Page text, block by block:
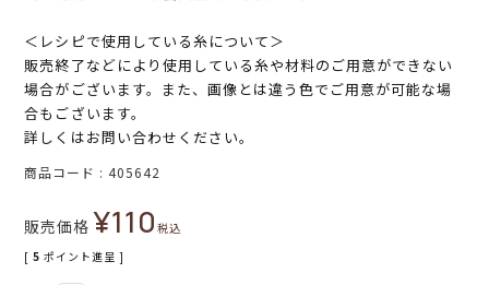
＜レシピで使用している糸について＞
販売終了などにより使用している糸や材料のご用意ができない
場合がございます。また、画像とは違う色でご用意が可能な場
合もございます。
詳しくはお問い合わせください。
商品コード 405642
販売価格 ¥110税込
[ 5 ポイント進呈 ]